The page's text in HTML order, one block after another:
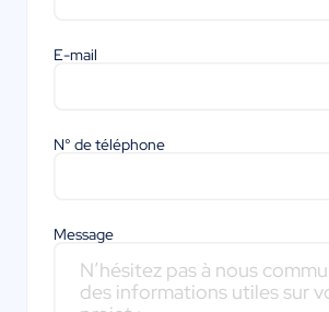
E-mail
N° de téléphone
Message